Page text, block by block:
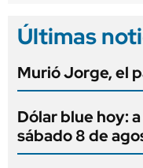
Últimas
Murió Jorge, el
Dólar blue hoy:
sábado 8 de